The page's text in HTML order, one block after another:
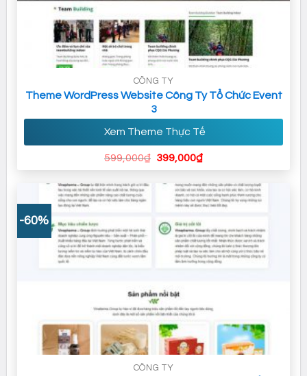
CÔNG TY
Theme WordPress Website Công Ty Tổ Chức Event
3
Xem Theme Thực Tế
599,000₫ Giá
599,000₫.
399,000₫Giá
là:
399,000₫.
-60%
CÔNG TY